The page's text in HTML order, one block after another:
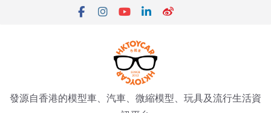
發源自香港的模型車、汽車、微縮模型、玩具及流行生活資